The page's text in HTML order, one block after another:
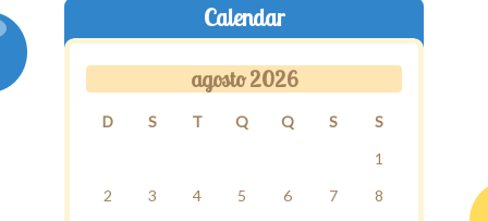
Calendar
agosto 2026
D S T Q Q S
S
1
2
3 4 5 6 7
8